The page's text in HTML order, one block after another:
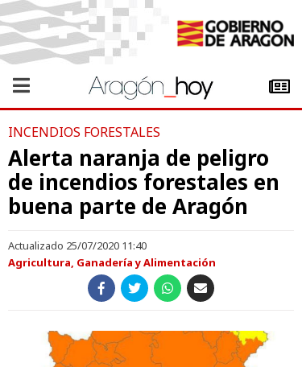
INCENDIOS FORESTALES
Alerta naranja de peligro
de incendios forestales en
buena parte de Aragón
Actualizado 25/07/2020 11:40
Agricultura, Ganadería y Alimentación